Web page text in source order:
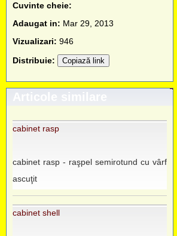
Cuvinte cheie:
Adaugat in: Mar 29, 2013
Vizualizari: 946
Distribuie:
Copiază link
Articole similare
cabinet rasp
cabinet rasp - raşpel semirotund cu vârf
ascuţit
cabinet shell